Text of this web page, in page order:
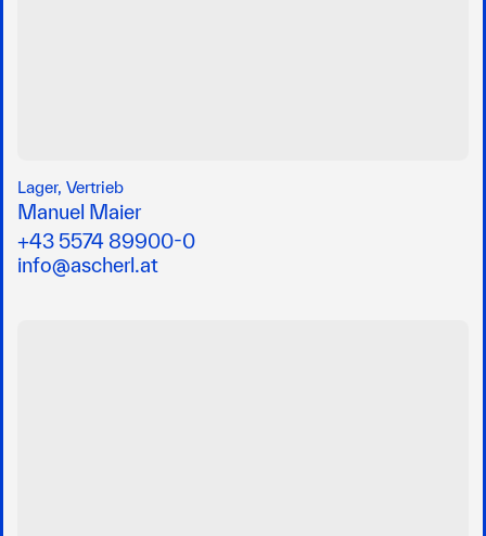
Lager, Vertrieb
Manuel Maier
+43 5574 89900-0
info@ascherl.at